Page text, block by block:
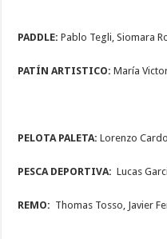
PADDLE:Pablo Tegli, Siomara
PATÍN ARTISTICO:María
PELOTA PALETA: Lorenzo
PESCA DEPORTIVA: Lucas
REMO: Thomas Tosso, Javier